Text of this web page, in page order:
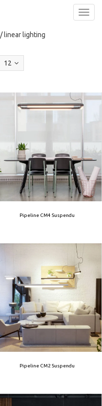
/linear lighting
12
Pipeline CM4 Suspendu
Pipeline CM2 Suspendu